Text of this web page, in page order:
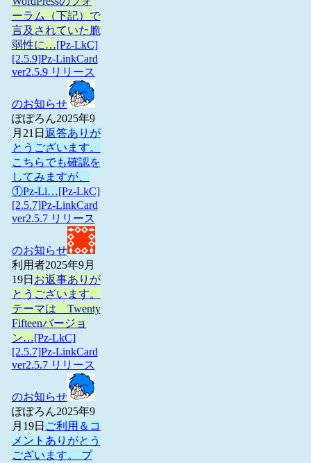
ーラム（下記）で
言及されていた脆
弱性に…[Pz-LkC]
[2.5.9]Pz-LinkCard
ver2.5.9 リリース
のお知らせ
ぽぽろん2025年9
月21日 返答ありが
とうございます。
こちらでも確認を
してみますが、
①Pz-Li…[Pz-LkC]
[2.5.7]Pz-LinkCard
ver2.5.7 リリース
のお知らせ
利用者2025年9月
19日 お返事ありが
とうございます。
テーマは Twenty
Fifteenバージョ
ン…[Pz-LkC]
[2.5.7]Pz-LinkCard
ver2.5.7 リリース
のお知らせ
ぽぽろん2025年9
月19日 ご利用＆コ
メントありがとう
ございます。 プ